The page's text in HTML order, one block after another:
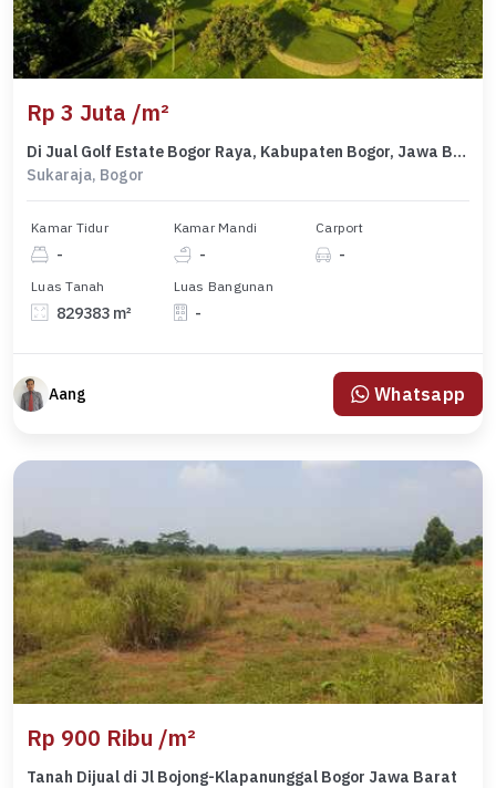
Rp 3 Juta /m²
Di Jual Golf Estate Bogor Raya, Kabupaten Bogor, Jawa Barat
Sukaraja, Bogor
Kamar Tidur
-
Kamar Mandi
-
Carport
-
Luas Tanah
829383 m²
Luas Bangunan
-
Aang Whatsapp
Rp 900 Ribu /m²
Tanah Dijual di Jl Bojong-Klapanunggal Bogor Jawa Barat